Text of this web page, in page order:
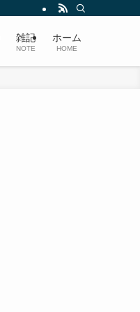
雑記
NOTE
ホーム
HOME